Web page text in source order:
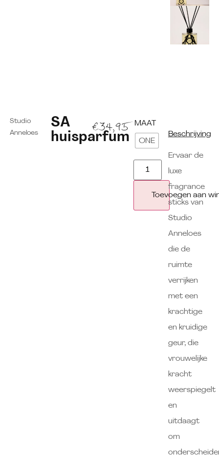
Studio
Anneloes
SA
huisparfum
€34,95 MAAT
ONE
Toevoegen aan
Beschrijving
Ervaar de
luxe
fragrance
sticks van
Studio
Anneloes
die de
ruimte
verrijken
met een
krachtige
en kruidige
geur, die
vrouwelijke
kracht
weerspiegelt
en
uitdaagt
om